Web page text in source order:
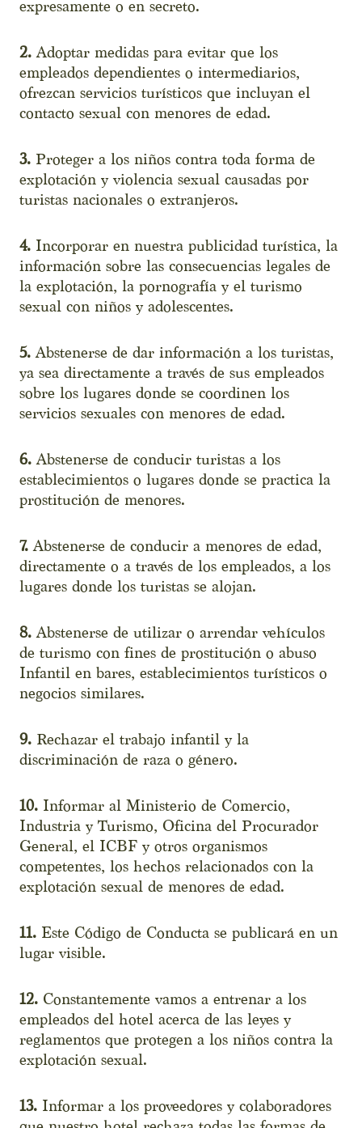
expresamente o en secreto.
2. Adoptar medidas para evitar que los
empleados dependientes o intermediarios,
ofrezcan servicios turísticos que incluyan el
contacto sexual con menores de edad.
3. Proteger a los niños contra toda forma de
explotación y violencia sexual causadas por
turistas nacionales o extranjeros.
4. Incorporar en nuestra publicidad turística, la
información sobre las consecuencias legales de
la explotación, la pornografía y el turismo
sexual con niños y adolescentes.
5. Abstenerse de dar información a los turistas,
ya sea directamente a través de sus empleados
sobre los lugares donde se coordinen los
servicios sexuales con menores de edad.
6. Abstenerse de conducir turistas a los
establecimientos o lugares donde se practica la
prostitución de menores.
7. Abstenerse de conducir a menores de edad,
directamente o a través de los empleados, a los
lugares donde los turistas se alojan.
8. Abstenerse de utilizar o arrendar vehículos
de turismo con fines de prostitución o abuso
Infantil en bares, establecimientos turísticos o
negocios similares.
9. Rechazar el trabajo infantil y la
discriminación de raza o género.
10. Informar al Ministerio de Comercio,
Industria y Turismo, Oficina del Procurador
General, el ICBF y otros organismos
competentes, los hechos relacionados con la
explotación sexual de menores de edad.
11. Este Código de Conducta se publicará en un
lugar visible.
12. Constantemente vamos a entrenar a los
empleados del hotel acerca de las leyes y
reglamentos que protegen a los niños contra la
explotación sexual.
13. Informar a los proveedores y colaboradores